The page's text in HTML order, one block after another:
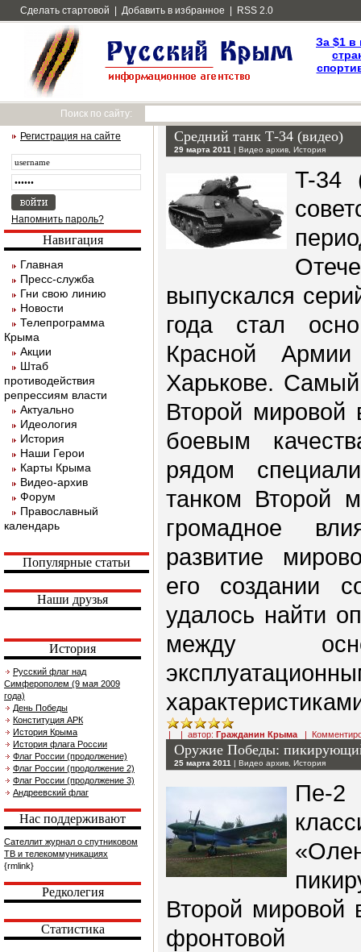
Сделать стартовой Добавить в избранное RSS 2.0
За $1 в
Поиск по сайту:
Регистрация на сайте
Напомнить пароль?
Навигация
Главная
Пресс-служба
Гни свою линию
Новости
Телепрограмма
Крыма
Акции
Штаб
противодействия
репрессиям власти
Актуально
Идеология
История
Наши Герои
Карты Крыма
Видео-архив
Форум
Православный
календарь
Популярные статьи
Наши друзья
История
Русский флаг над
Симферополем (9 мая 2009
года)
День Победы
Конституция АРК
История Крыма
История флага России
Флаг России (продолжение)
Флаг России (продолжение 2)
Флаг России (продолжение 3)
Андреевский флаг
Нас поддерживают
Сателлит журнал о спутниковом
ТВ и телекоммуникациях
{rmlink}
Редколегия
Статистика
Средний танк Т-34 (видео)
29 марта 2011 | Видео архив История
T-34
выпускался
года стал
Красной
Харькове.
Второй мировой
боевым
рядом
танком Второй
громадное
развитие
его создании
удалось найти
между
| | автор: Гражданин Крыма |
Оружие Победы:
25 марта 2011 | Видео архив История
Второй
фронтовой